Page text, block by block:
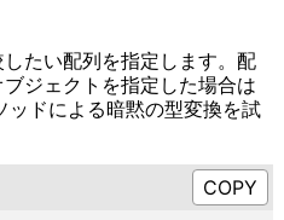
したい配列を指定します。配
ジェクトを指定した場合は
ッドによる暗黙の型変換を試